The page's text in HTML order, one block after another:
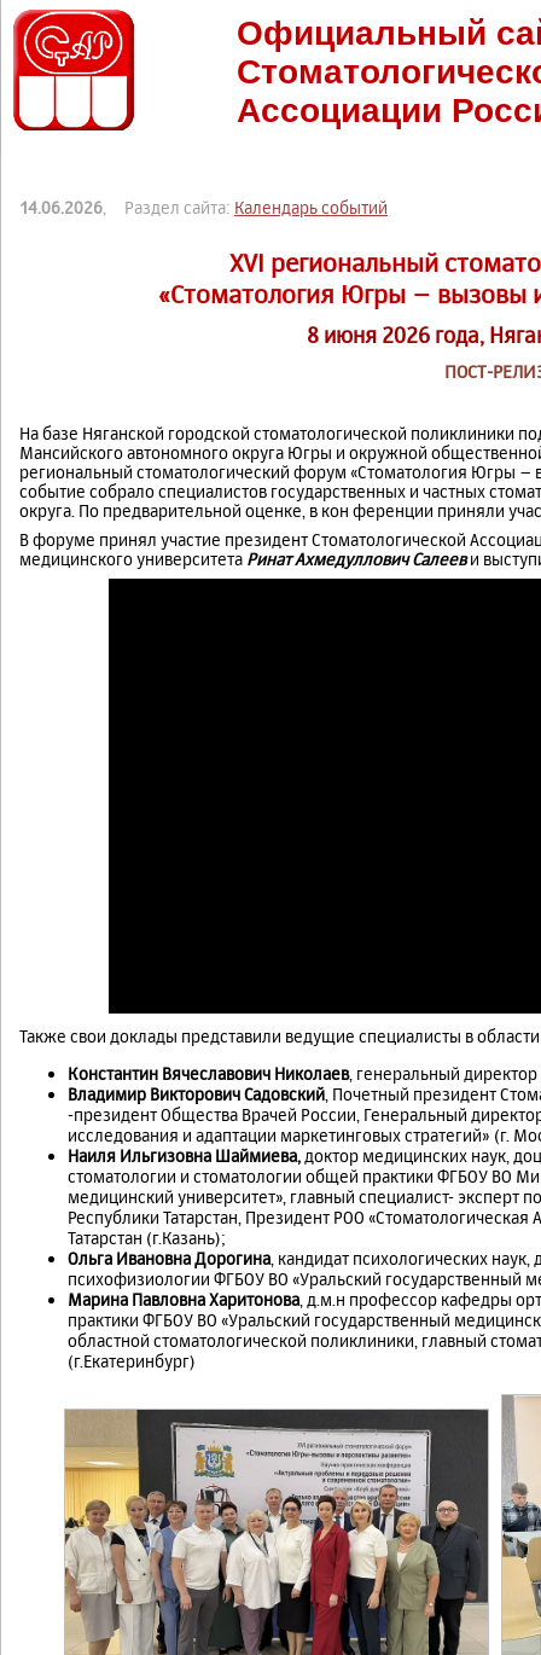
Официальный
Ассоциации
14.06.2026 , Раздел сайта: Календарь событий
XVI региональный
«Стоматология Югры – вызовы
8 июня 2026 года,
ПОСТ-
На базе Няганской городской стоматологической поликлиники
Мансийского автономного округа Югры и окружной
региональный стоматологический форум «Стоматология Югры –
событие собрало специалистов государственных и частных
округа. По предварительной оценке, в кон ференции приняли
В форуме принял участие президент Стоматологической
медицинского университета Ринат Ахмедуллович Салееви
Также свои доклады представили ведущие специалисты в
Константин Вячеславович Николаев, генеральный
Владимир Викторович Садовский , Почетный президент
-президент Общества Врачей России, Генеральный
исследования и адаптации маркетинговых стратегий» (г.
Наиля Ильгизовна Шаймиева, доктор медицинских наук,
стоматологии и стоматологии общей практики ФГБОУ ВО
медицинский университет», главный специалист- эксперт
Республики Татарстан, Президент РОО
Татарстан (г.Казань);
Ольга Ивановна Дорогина , кандидат психологических
психофизиологии ФГБОУ ВО «Уральский государственный
Марина Павловна Харитонова , д.м.н профессор кафедры
практики ФГБОУ ВО «Уральский государственный
областной стоматологической поликлиники, главный
(г.Екатеринбург)